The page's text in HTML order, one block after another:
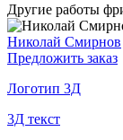
Другие работы
Николай Смирнов
Предложить заказ
Логотип 3Д
3Д текст